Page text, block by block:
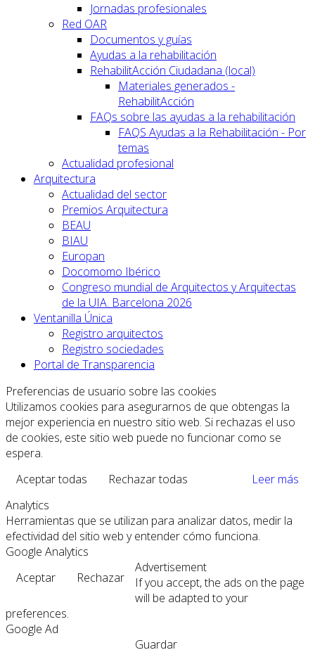
Jornadas profesionales
Red OAR
Documentos y guías
Ayudas a la rehabilitación
RehabilitAcción Ciudadana (local)
Materiales generados -
RehabilitAcción
FAQs sobre las ayudas a la rehabilitación
FAQS Ayudas a la Rehabilitación - Por
temas
Actualidad profesional
Arquitectura
Actualidad del sector
Premios Arquitectura
BEAU
BIAU
Europan
Docomomo Ibérico
Congreso mundial de Arquitectos y Arquitectas
de la UIA. Barcelona 2026
Ventanilla Única
Registro arquitectos
Registro sociedades
Portal de Transparencia
Preferencias de usuario sobre las cookies
Utilizamos cookies para asegurarnos de que obtengas la
mejor experiencia en nuestro sitio web. Si rechazas el uso
de cookies, este sitio web puede no funcionar como se
espera.
Aceptar todas
Rechazar todas
Leer más
Analytics
Herramientas que se utilizan para analizar datos, medir la
efectividad del sitio web y entender cómo funciona.
Google Analytics
Aceptar
Rechazar
Advertisement
If you accept, the ads on the page
will be adapted to your
preferences.
Google Ad
Guardar